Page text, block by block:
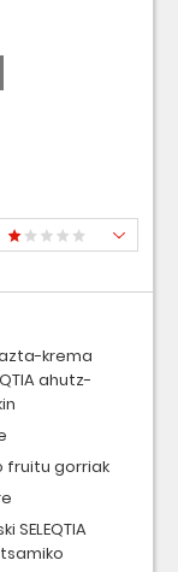
krema
ahutz-
fruitu gorriak
SELEQTIA